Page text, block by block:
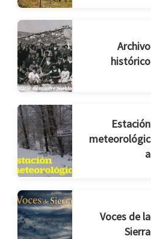
Archivo
histórico
Estación
meteorológic
a
Voces de la
Sierra